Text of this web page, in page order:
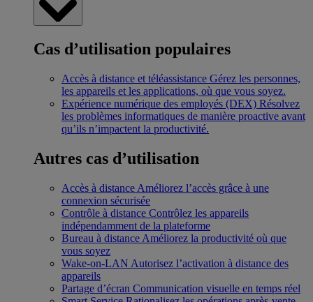
Cas d’utilisation populaires
Accès à distance et téléassistance Gérez les personnes,
les appareils et les applications, où que vous soyez.
Expérience numérique des employés (DEX) Résolvez
les problèmes informatiques de manière proactive avant
qu’ils n’impactent la productivité.
Autres cas d’utilisation
Accès à distance Améliorez l’accès grâce à une
connexion sécurisée
Contrôle à distance Contrôlez les appareils
indépendamment de la plateforme
Bureau à distance Améliorez la productivité où que
vous soyez
Wake-on-LAN Autorisez l’activation à distance des
appareils
Partage d’écran Communication visuelle en temps réel